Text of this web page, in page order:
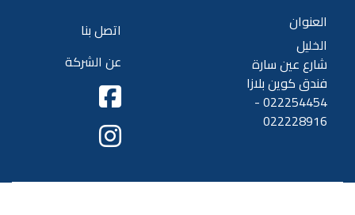
العنوان
الخليل
شارع عين سارة
فندق كوين بلازا
022254454 -
022228916
اتصل بنا
عن الشركة